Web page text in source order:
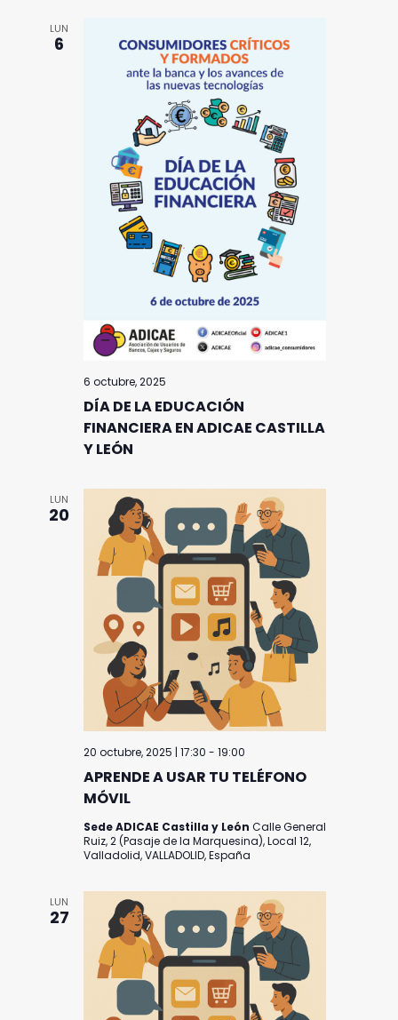
LUN
6
DÍA DE LA EDUCACIÓN
FINANCIERA EN ADICAE CASTILLA
Y LEÓN
6 octubre, 2025
LUN
20
APRENDE A USAR TU TELÉFONO
MÓVIL
20 octubre, 2025 | 17:30 - 19:00
Sede ADICAE Castilla y León Calle General
Ruiz, 2 (Pasaje de la Marquesina), Local 12,
Valladolid, VALLADOLID, España
LUN
27